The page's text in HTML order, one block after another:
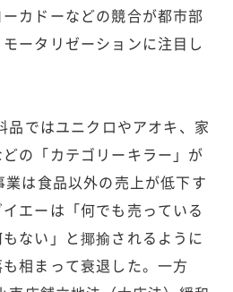
カドーなどの競合が都市部
ータリゼーションに注目し
ではユニクロやアオキ、家
の「カテゴリーキラー」が
は食品以外の売上が低下す
エーは「何でも売っている
ない」と揶揄されるように
相まって衰退した。一方